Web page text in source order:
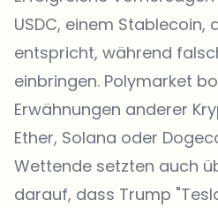
USDC, einem Stablecoin,
entspricht, während
einbringen. Polymarket
Erwähnungen anderer
Ether, Solana oder
Wettende setzten auch
darauf, dass Trump